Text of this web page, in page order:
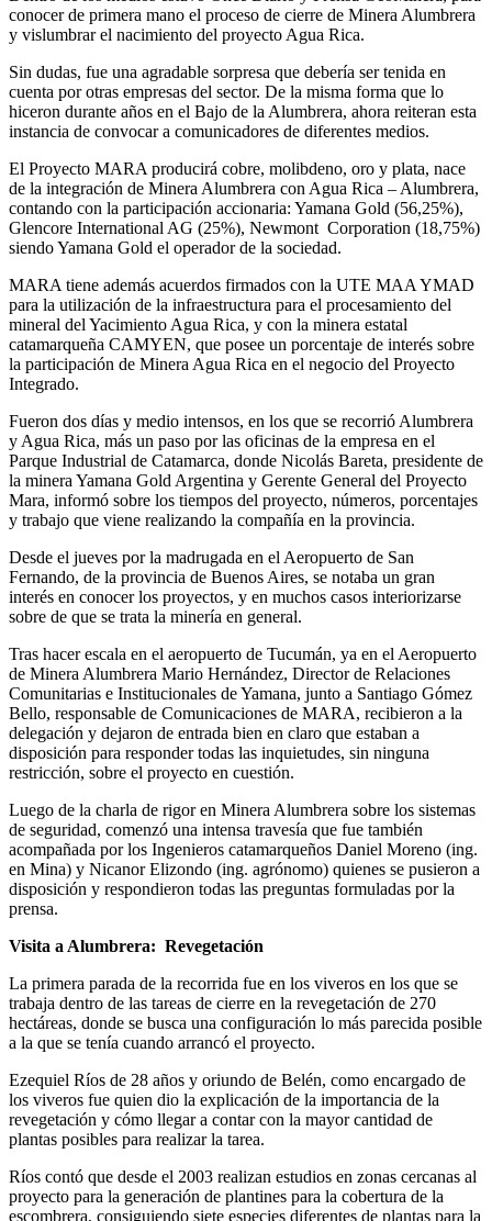
conocer de primera mano el proceso de cierre de Minera Alumbrera
y vislumbrar el nacimiento del proyecto Agua Rica.
Sin dudas, fue una agradable sorpresa que debería ser tenida en
cuenta por otras empresas del sector. De la misma forma que lo
hiceron durante años en el Bajo de la Alumbrera, ahora reiteran esta
instancia de convocar a comunicadores de diferentes medios.
El Proyecto MARA producirá cobre, molibdeno, oro y plata, nace
de la integración de Minera Alumbrera con Agua Rica – Alumbrera,
contando con la participación accionaria: Yamana Gold (56,25%),
Glencore International AG (25%), Newmont Corporation (18,75%)
siendo Yamana Gold el operador de la sociedad.
MARA tiene además acuerdos firmados con la UTE MAA YMAD
para la utilización de la infraestructura para el procesamiento del
mineral del Yacimiento Agua Rica, y con la minera estatal
catamarqueña CAMYEN, que posee un porcentaje de interés sobre
la participación de Minera Agua Rica en el negocio del Proyecto
Integrado.
Fueron dos días y medio intensos, en los que se recorrió Alumbrera
y Agua Rica, más un paso por las oficinas de la empresa en el
Parque Industrial de Catamarca, donde Nicolás Bareta, presidente de
la minera Yamana Gold Argentina y Gerente General del Proyecto
Mara, informó sobre los tiempos del proyecto, números, porcentajes
y trabajo que viene realizando la compañía en la provincia.
Desde el jueves por la madrugada en el Aeropuerto de San
Fernando, de la provincia de Buenos Aires, se notaba un gran
interés en conocer los proyectos, y en muchos casos interiorizarse
sobre de que se trata la minería en general.
Tras hacer escala en el aeropuerto de Tucumán, ya en el Aeropuerto
de Minera Alumbrera Mario Hernández, Director de Relaciones
Comunitarias e Institucionales de Yamana, junto a Santiago Gómez
Bello, responsable de Comunicaciones de MARA, recibieron a la
delegación y dejaron de entrada bien en claro que estaban a
disposición para responder todas las inquietudes, sin ninguna
restricción, sobre el proyecto en cuestión.
Luego de la charla de rigor en Minera Alumbrera sobre los sistemas
de seguridad, comenzó una intensa travesía que fue también
acompañada por los Ingenieros catamarqueños Daniel Moreno (ing.
en Mina) y Nicanor Elizondo (ing. agrónomo) quienes se pusieron a
disposición y respondieron todas las preguntas formuladas por la
prensa.
Visita a Alumbrera: Revegetación
La primera parada de la recorrida fue en los viveros en los que se
trabaja dentro de las tareas de cierre en la revegetación de 270
hectáreas, donde se busca una configuración lo más parecida posible
a la que se tenía cuando arrancó el proyecto.
Ezequiel Ríos de 28 años y oriundo de Belén, como encargado de
los viveros fue quien dio la explicación de la importancia de la
revegetación y cómo llegar a contar con la mayor cantidad de
plantas posibles para realizar la tarea.
Ríos contó que desde el 2003 realizan estudios en zonas cercanas al
proyecto para la generación de plantines para la cobertura de la
escombrera, consiguiendo siete especies diferentes de plantas para la